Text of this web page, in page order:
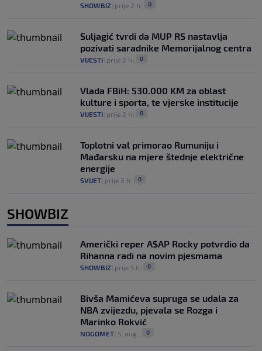
SHOWBIZ prije 2 h 0
Suljagić tvrdi da MUP RS nastavlja
pozivati saradnike Memorijalnog centra
VIJESTI prije 2 h 0
Vlada FBiH: 530.000 KM za oblast
kulture i sporta, te vjerske institucije
VIJESTI prije 2 h 0
Toplotni val primorao Rumuniju i
Mađarsku na mjere štednje električne
energije
SVIJET prije 3 h 0
SHOWBIZ
Američki reper A$AP Rocky potvrdio da
Rihanna radi na novim pjesmama
SHOWBIZ prije 5 h 0
Bivša Mamićeva supruga se udala za
NBA zvijezdu, pjevala se Rozga i
Marinko Rokvić
NOGOMET 5. aug. 0